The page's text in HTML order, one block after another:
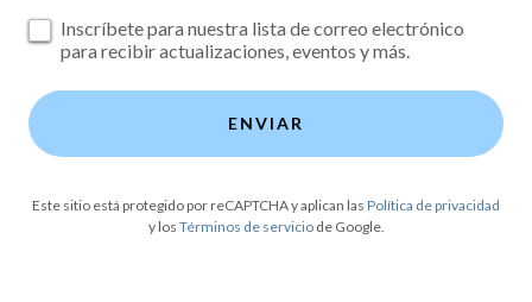
Inscríbete para nuestra lista de correo electrónico
para recibir actualizaciones, eventos y más.
ENVIAR
Este sitio está protegido por reCAPTCHA y aplican las Política de privacidad
y los Términos de serviciode Google.